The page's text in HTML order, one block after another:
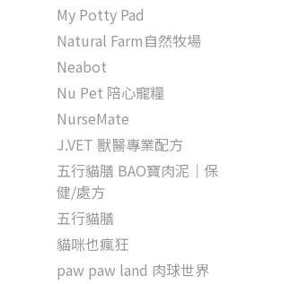
My Potty Pad
Natural Farm自然牧場
Neabot
Nu Pet 陪心寵糧
NurseMate
J.VET 獸醫專業配方
五行貓膳 BAO寶肉泥｜保
健/處方
五行貓膳
貓咪也瘋狂
paw paw land 肉球世界